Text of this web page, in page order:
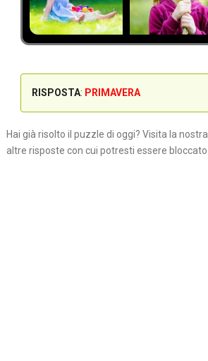
RISPOSTA: PRIMAVERA
Hai già risolto il puzzle di oggi? Visita la nostra
altre risposte con cui potresti essere bloccato